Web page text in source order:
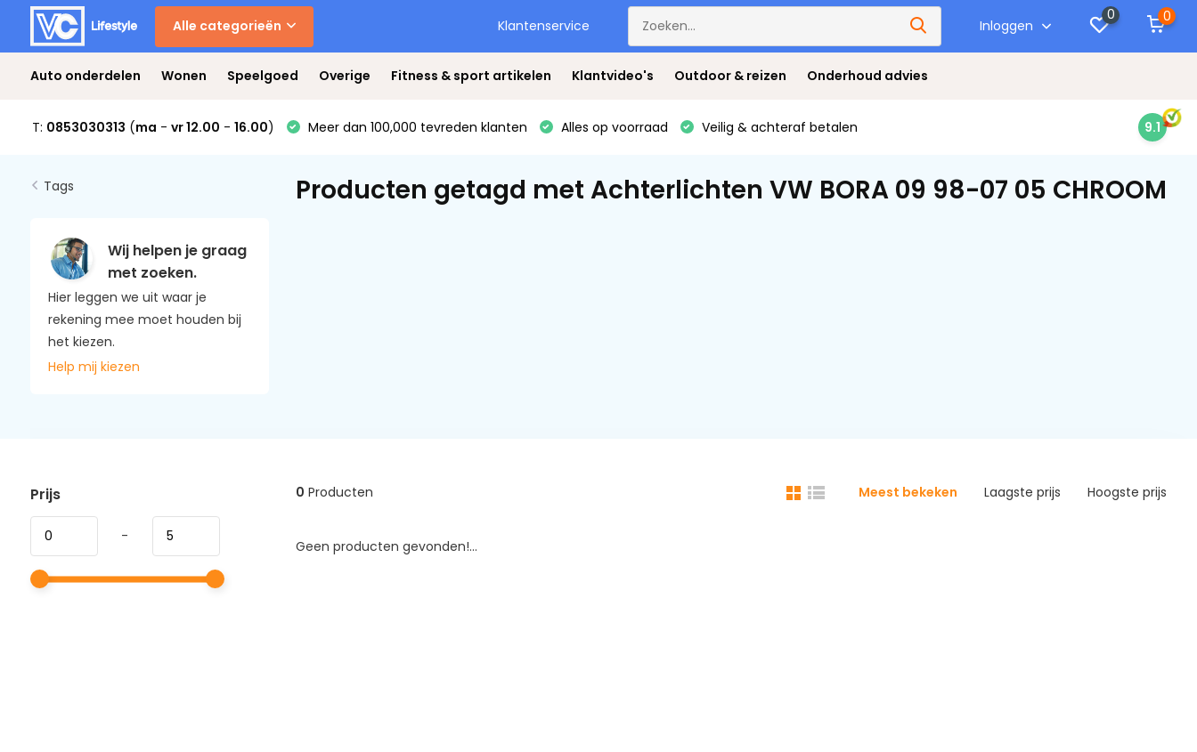
Alle categorieën Klantenservice Inloggen
0 0
Auto onderdelen Wonen Speelgoed Overige Fitness & sport artikelen Klantvideo's Outdoor & reizen Onderhoud advies
T: 0853030313 (ma - vr 12.00 - 16.00) Meer dan 100,000 tevreden klanten Alles op voorraad Veilig & achteraf betalen 9.1
Tags
Wij helpen je graag
met zoeken.
Hier leggen we uit waar je
rekening mee moet houden bij
het kiezen.
Help mij kiezen
Producten getagd met Achterlichten VW BORA 09 98-07 05 CHROOM
Prijs
-
0 Producten Meest bekeken Laagste prijs Hoogste prijs
Geen producten gevonden!...